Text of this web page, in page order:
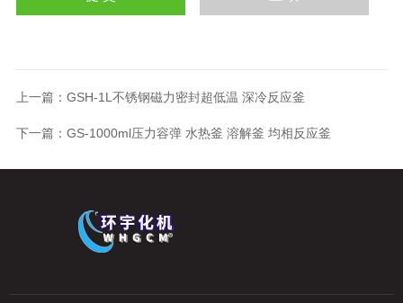
上一篇： GSH-1L不锈钢磁力密封超低温 深冷反应釜
下一篇： GS-1000ml压力容弹 水热釜 溶解釜 均相反应釜